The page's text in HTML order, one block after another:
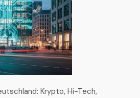
Krypto, Hi-Tech,